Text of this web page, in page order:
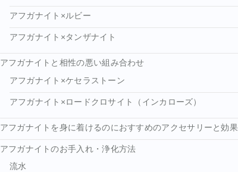
アフガナイト×ルビー
アフガナイト×タンザナイト
アフガナイトと相性の悪い組み合わせ
アフガナイト×ケセラストーン
アフガナイト×ロードクロサイト（インカローズ）
アフガナイトを身に着けるのにおすすめのアクセサリーと効果
アフガナイトのお手入れ・浄化方法
流水